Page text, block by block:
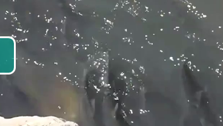
düzenlenen
Devamını Oku -